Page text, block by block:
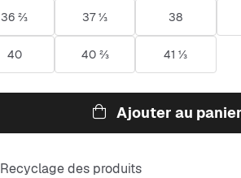
36 ⅔ 37 ⅓ 38
40 40 ⅔ 41 ⅓
Ajouter au panier
Recyclage des produits